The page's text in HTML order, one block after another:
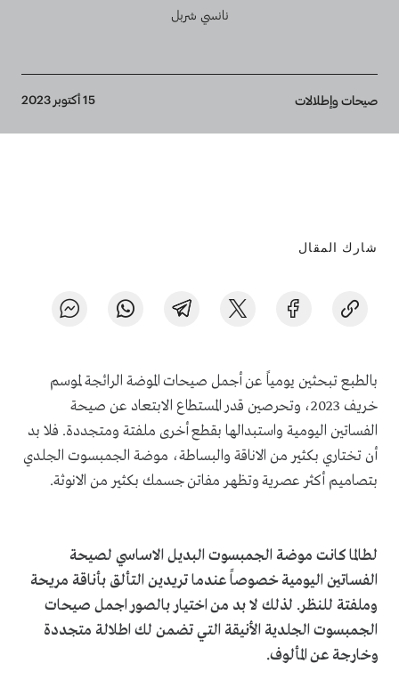
نانسي شربل
Breadcrumb
صيحات وإطلالات 15 أكتوبر 2023
شارك المقال
بالطبع تبحثين يومياً عن أجمل صيحات الموضة الرائجة لموسم
خريف 2023، وتحرصين قدر المستطاع الابتعاد عن صيحة
الفساتين اليومية واستبدالها بقطع أخرى ملفتة ومتجددة. فلا بد
أن تختاري بكثير من الاناقة والبساطة، موضة الجمبسوت الجلدي
بتصاميم أكثر عصرية وتظهر مفاتن جسمك بكثير من الانوثة.
لطالما كانت موضة الجمبسوت البديل الاساسي لصيحة
الفساتين اليومية خصوصاً عندما تريدين التألق بأناقة مريحة
وملفتة للنظر. لذلك لا بد من اختيار بالصور اجمل صيحات
الجمبسوت الجلدية الأنيقة التي تضمن لك اطلالة متجددة
وخارجة عن المألوف.